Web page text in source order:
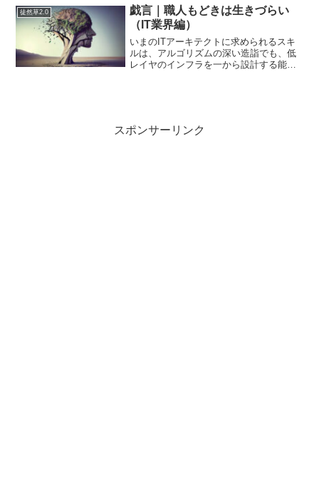
大きい。短期的には分からないがよりハ
イテクで先に言っ...
徒然草2.0
戯言｜職人もどきは生きづらい
（IT業界編）
いまのITアーキテクトに求められるスキ
ルは、アルゴリズムの深い造詣でも、低
レイヤのインフラを一から設計する能力
スポンサーリンク